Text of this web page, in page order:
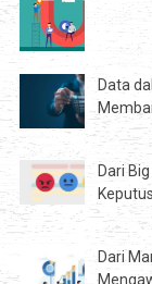
Data
Dari
Dari